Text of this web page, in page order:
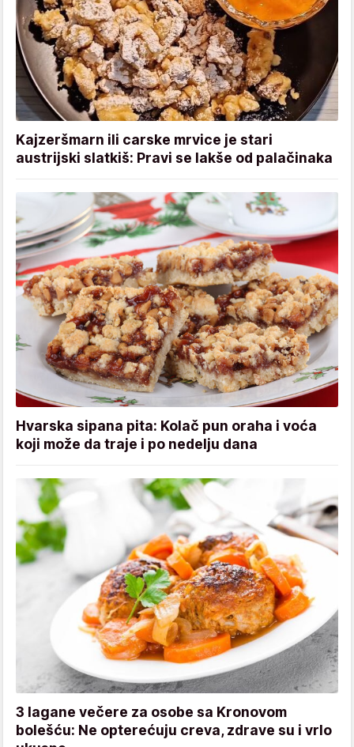
Kajzeršmarn ili carske mrvice je stari
austrijski slatkiš: Pravi se lakše od palačinaka
Hvarska sipana pita: Kolač pun oraha i voća
koji može da traje i po nedelju dana
3 lagane večere za osobe sa Kronovom
bolešću: Ne opterećuju creva, zdrave su i vrlo